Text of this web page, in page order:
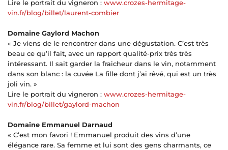
Lire le portrait du vigneron : www.crozes-hermitage-
vin.fr/blog/billet/laurent-combier
Domaine Gaylord Machon
« Je viens de le rencontrer dans une dégustation. C’est très
beau ce qu’il fait, avec un rapport qualité-prix très très
intéressant. Il sait garder la fraicheur dans le vin, notamment
dans son blanc : la cuvée La fille dont j’ai rêvé, qui est un très
joli vin. »
Lire le portrait du vigneron : www.crozes-hermitage-
vin.fr/blog/billet/gaylord-machon
Domaine Emmanuel Darnaud
« C’est mon favori ! Emmanuel produit des vins d’une
élégance rare. Sa femme et lui sont des gens charmants, ce